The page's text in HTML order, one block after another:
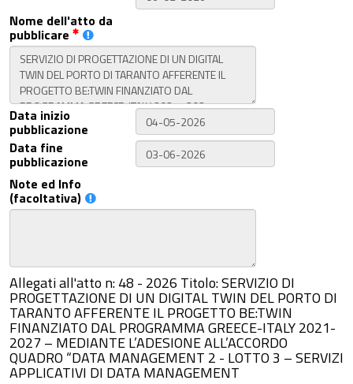
Nome dell'atto da
pubblicare
Data inizio
pubblicazione
Data fine
pubblicazione
Note ed Info
(facoltativa)
Allegati all'atto n: 48 - 2026 Titolo: SERVIZIO DI
PROGETTAZIONE DI UN DIGITAL TWIN DEL PORTO DI
TARANTO AFFERENTE IL PROGETTO BE:TWIN
FINANZIATO DAL PROGRAMMA GREECE-ITALY 2021-
2027 – MEDIANTE L’ADESIONE ALL’ACCORDO
QUADRO “DATA MANAGEMENT 2 - LOTTO 3 – SERVIZI
APPLICATIVI DI DATA MANAGEMENT